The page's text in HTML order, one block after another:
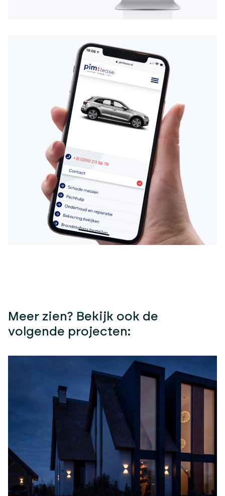
Meer zien? Bekijk ook de
volgende projecten: